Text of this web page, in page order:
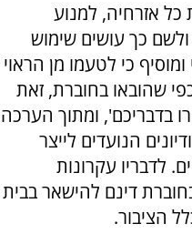
כל אזרחיה, למנוע
כך עושים שימוש
כי לטעמו מן הראוי
שהובאו בחוברת, זאת
בדבריכם', ומתוך הערכה
הנועדים לייצר
לדבריו עקרונות
דינם להישאר בבית
הציבור.